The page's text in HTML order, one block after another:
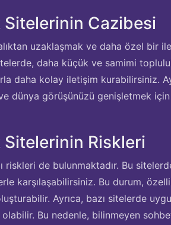
Cazibesi
uzaklaşmak ve daha özel bir
daha küçük ve samimi
daha kolay iletişim kurabilirsiniz.
dünya görüşünüzü genişletmek
Riskleri
riskleri de bulunmaktadır. Bu
karşılaşabilirsiniz. Bu durum,
Ayrıca, bazı sitelerde
olabilir. Bu nedenle, bilinmeyen